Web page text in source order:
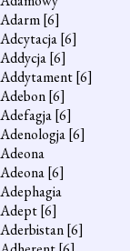
Adarm[6]
Adcytacja[6]
Addycja[6]
Addytament[6]
Adebon[6]
Adefagja[6]
Adenologja[6]
Adeona
Adeona[6]
Adephagia
Adept[6]
Aderbistan[6]